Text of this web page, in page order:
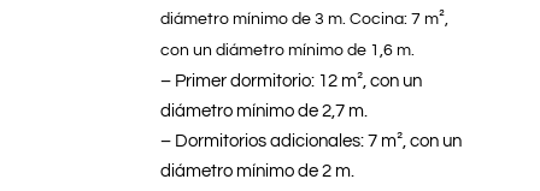
diámetro mínimo de 3 m. Cocina: 7 m²,
con un diámetro mínimo de 1,6 m.
– Primer dormitorio: 12 m², con un
diámetro mínimo de 2,7 m.
– Dormitorios adicionales: 7 m², con un
diámetro mínimo de 2 m.